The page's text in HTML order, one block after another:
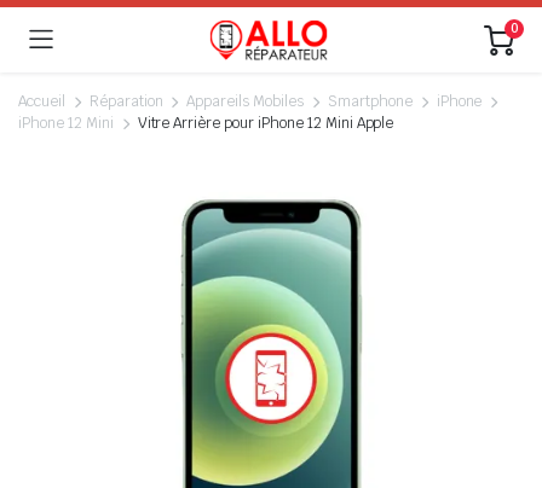
0
Accueil Réparation Appareils Mobiles Smartphone
iPhone
iPhone 12 Mini
Vitre Arrière pour iPhone 12 Mini Apple